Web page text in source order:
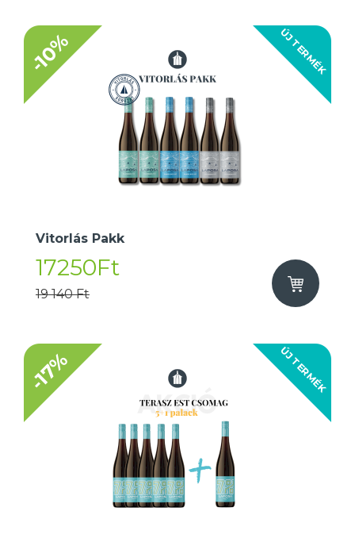
ÚJ TERMÉK
-10%
Vitorlás Pakk
17250Ft
19 140 Ft
ÚJ TERMÉK
-17%